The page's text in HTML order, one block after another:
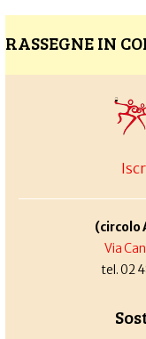
RASSEGNE IN
(circolo
Via
tel. 02